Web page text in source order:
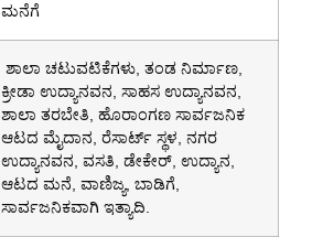
ಮನೆಗೆ
ಶಾಲಾ ಚಟುವಟಿಕೆಗಳು, ತಂಡ ನಿರ್ಮಾಣ,
ಕ್ರೀಡಾ ಉದ್ಯಾನವನ, ಸಾಹಸ ಉದ್ಯಾನವನ,
ಶಾಲಾ ತರಬೇತಿ, ಹೊರಾಂಗಣ ಸಾರ್ವಜನಿಕ
ಆಟದ ಮೈದಾನ, ರೆಸಾರ್ಟ್ ಸ್ಥಳ, ನಗರ
ಉದ್ಯಾನವನ, ವಸತಿ, ಡೇಕೇರ್, ಉದ್ಯಾನ,
ಆಟದ ಮನೆ, ವಾಣಿಜ್ಯ, ಬಾಡಿಗೆ,
ಸಾರ್ವಜನಿಕವಾಗಿ ಇತ್ಯಾದಿ.